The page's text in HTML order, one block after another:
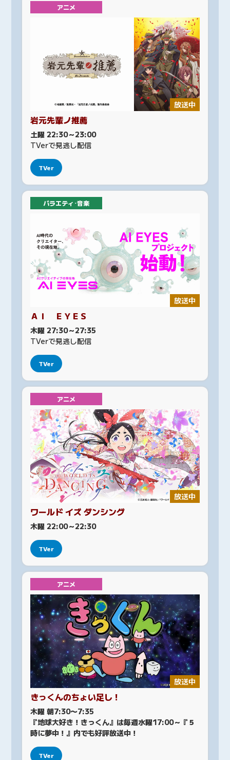
アニメ
放送中
岩元先輩ノ推薦
土曜 22:30～23:00
TVerで見逃し配信
TVer
バラエティ･音楽
放送中
ＡＩ ＥＹＥＳ
木曜 27:30～27:35
TVerで見逃し配信
TVer
アニメ
放送中
ワールド イズ ダンシング
木曜 22:00～22:30
TVer
アニメ
放送中
きっくんのちょい足し！
木曜 朝7:30〜7:35
『地球大好き！きっくん』は毎週水曜17:00～『５
時に夢中！』内でも好評放送中！
TVer